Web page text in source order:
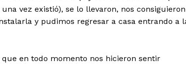
vez existió), se lo llevaron, nos consiguieron
y pudimos regresar a casa entrando a
en todo momento nos hicieron sentir